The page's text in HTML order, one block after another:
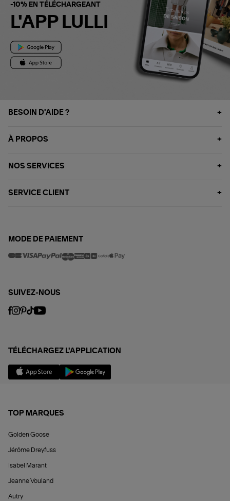
-10% EN TÉLÉCHARGEANT
L'APP LULLI
BESOIN D'AIDE ?
À PROPOS
NOS SERVICES
SERVICE CLIENT
MODE DE PAIEMENT
SUIVEZ-NOUS
TÉLÉCHARGEZ L'APPLICATION
TOP MARQUES
Golden Goose
Jérôme Dreyfuss
Isabel Marant
Jeanne Vouland
Autry